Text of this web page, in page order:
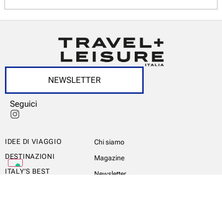
NEWSLETTER
Seguici
IDEE DI VIAGGIO
DESTINAZIONI
ITALY’S BEST
Chi siamo
Magazine
Newsletter